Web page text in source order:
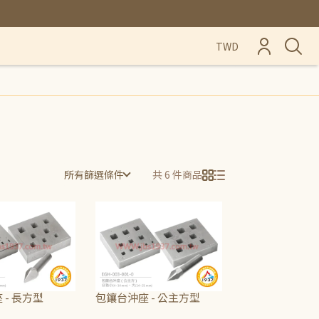
TWD
所有篩選條件 共 6 件商品
- 長方型
包鑲台沖座 - 公主方型